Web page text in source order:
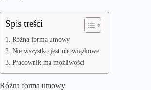
Spis treści
Różna forma umowy
Nie wszystko jest obowiązkowe
Pracownik ma możliwości
Różna forma umowy